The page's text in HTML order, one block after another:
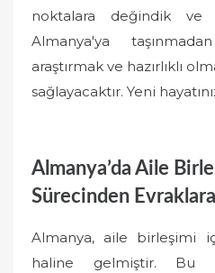
noktalara değindik
Almanya'ya
araştırmak ve hazırlıklı
sağlayacaktır. Yeni
Almanya’da Aile
Sürecinden
Almanya, aile birleşimi
haline gelmiştir. Bu